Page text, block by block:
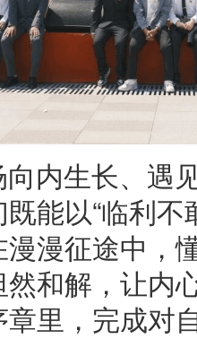
内生长、遇
能以“临利
漫征途中，
和解，让内
里，完成对